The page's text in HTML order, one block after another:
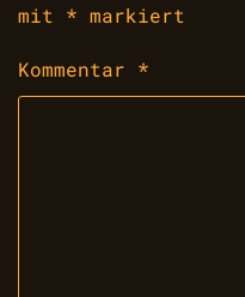
mit * markiert
Kommentar *